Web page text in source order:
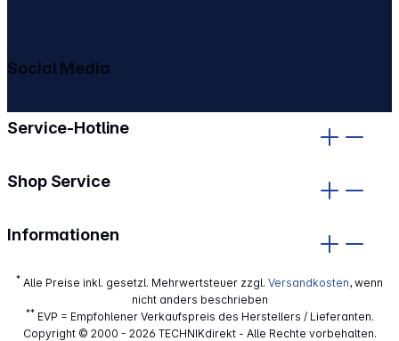
Service-Hotline
Shop Service
Informationen
Social Media
* Alle Preise inkl. gesetzl. Mehrwertsteuer zzgl. Versandkosten, wenn
nicht anders beschrieben
**EVP = Empfohlener Verkaufspreis des Herstellers / Lieferanten.
Copyright © 2000 - 2026 TECHNIKdirekt - Alle Rechte vorbehalten.